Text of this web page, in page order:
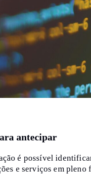
antecipar
é possível
e serviços em